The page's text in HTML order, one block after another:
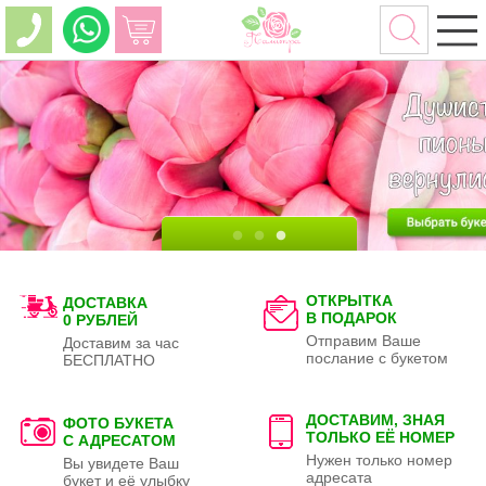
ДОСТАВКА
0 РУБЛЕЙ
Доставим за час
БЕСПЛАТНО
ОТКРЫТКА
В ПОДАРОК
Отправим Ваше
послание с букетом
ФОТО БУКЕТА
С АДРЕСАТОМ
Вы увидете Ваш
букет и её улыбку
ДОСТАВИМ, ЗНАЯ
ТОЛЬКО ЕЁ НОМЕР
Нужен только номер
адресата